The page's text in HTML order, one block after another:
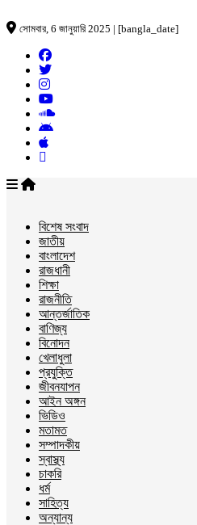
সোমবার, 6 জানুয়ারি 2025 | [bangla_date]
বিশেষ সংবাদ
জাতীয়
বাংলাদেশ
রাজধানী
শিক্ষা
রাজনীতি
আন্তর্জাতিক
বাণিজ্য
বিনোদন
খেলাধুলা
প্রযুক্তি
জীবনযাপন
আইন অঙ্গন
ভিডিও
মতামত
সম্পাদকীয়
স্বাস্থ্য
চাকরি
ধর্ম
সাহিত্য
অন্যান্য